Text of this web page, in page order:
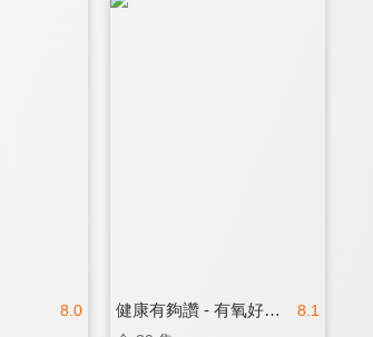
8.0 8.1
健康有夠讚 - 有氧好運動